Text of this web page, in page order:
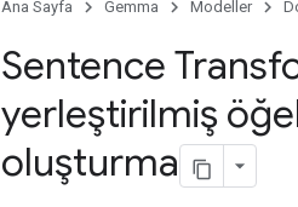
Ana Sayfa Gemma Modeller
Sentence
yerleştirilmiş
oluşturma